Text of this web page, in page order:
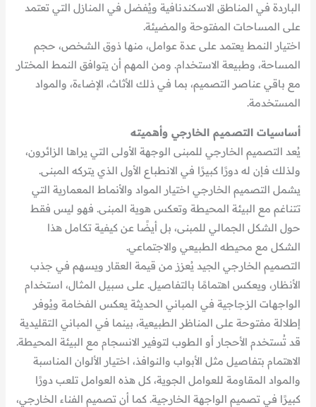
الباردة في المناطق الاسكندنافية ويُفضل في المنازل التي تعتمد
على المساحات المفتوحة والمضيئة.
اختيار النمط يعتمد على عدة عوامل، منها ذوق الشخص، حجم
المساحة، وطبيعة الاستخدام. ومن المهم أن يتوافق النمط المختار
مع باقي عناصر التصميم، بما في ذلك الأثاث، الإضاءة، والمواد
المستخدمة.
أساسيات التصميم الخارجي وأهميته
يُعد التصميم الخارجي للمبنى الوجهة الأولى التي يراها الزائرون،
ولذلك فإن له دورًا كبيرًا في الانطباع الأول الذي يتركه المبنى.
يشمل التصميم الخارجي اختيار المواد والأنماط المعمارية التي
تتناغم مع البيئة المحيطة وتعكس هوية المبنى. فهو ليس فقط
حول الشكل الجمالي للمبنى، بل أيضًا عن كيفية تكامل هذا
الشكل مع محيطه الطبيعي والاجتماعي.
التصميم الخارجي الجيد يُعزز من قيمة العقار ويسهم في جذب
الأنظار، ويعكس اهتمامًا بالتفاصيل. على سبيل المثال، استخدام
الواجهات الزجاجية في المباني الحديثة يعكس الفخامة ويُوفر
إطلالة مفتوحة على المناظر الطبيعية، بينما في المباني التقليدية
قد تُستخدم الأحجار أو الطوب لتوفير الانسجام مع البيئة المحيطة.
الاهتمام بتفاصيل مثل الأبواب والنوافذ، اختيار الألوان المناسبة
والمواد المقاومة للعوامل الجوية، كل هذه العوامل تلعب دورًا
كبيرًا في تصميم الواجهة الخارجية. كما أن تصميم الفناء الخارجي،